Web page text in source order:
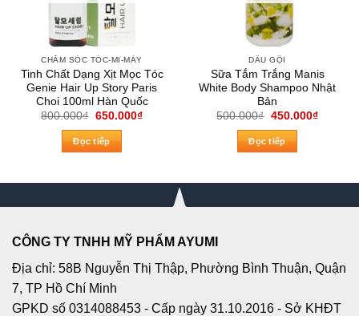
CHĂM SÓC TÓC-MI-MÀY
Tinh Chất Dạng Xịt Mọc Tóc
Genie Hair Up Story Paris
Choi 100ml Hàn Quốc
800.000₫ Giá
là:
800.000₫.
650.000₫Giá
Đọc tiếp
DẦU GỘI
Sữa Tắm Trắng Manis
White Body Shampoo Nhật
Bản
500.000₫ Giá
là:
500.000₫.
450.000₫Giá
Đọc tiếp
CÔNG TY TNHH MỸ PHẨM AYUMI
Địa chỉ: 58B Nguyễn Thị Thập, Phường Bình Thuận, Quận
7, TP Hồ Chí Minh
GPKD số 0314088453 - Cấp ngày 31.10.2016 - Sở KHĐT